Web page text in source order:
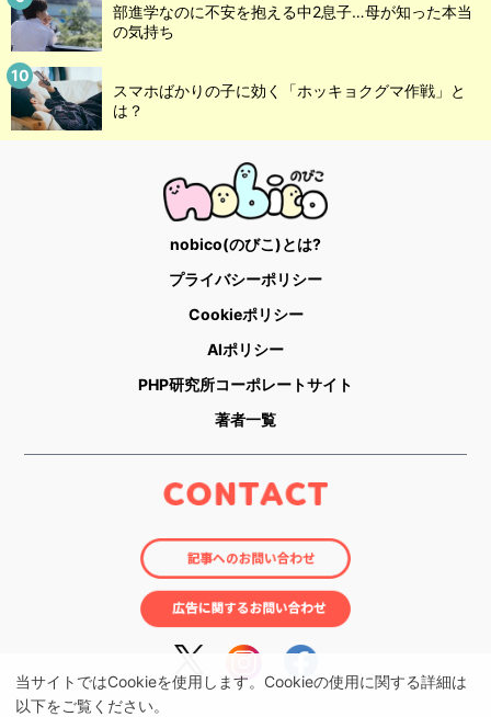
当サイトではCookieを使用します。Cookieの使用に関する詳細は
以下をご覧ください。
部進学なのに不安を抱える中2息子…母が知った本当
の気持ち
スマホばかりの子に効く「ホッキョクグマ作戦」と
は？
nobico(のびこ)とは?
プライバシーポリシー
Cookieポリシー
AIポリシー
PHP研究所コーポレートサイト
著者一覧